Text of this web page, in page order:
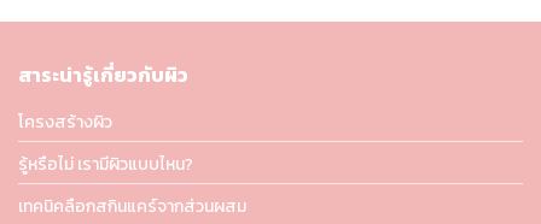
สาระน่ารู้เกี่ยวกับผิว
โครงสร้างผิว
รู้หรือไม่ เรามีผิวแบบไหน?
เทคนิคลือกสกินแคร์จากส่วนผสม